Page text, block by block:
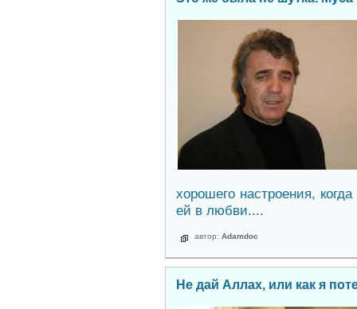
хорошего настроения,
ей в любви....
автор: Adamdoc
Не дай Аллах, или как я